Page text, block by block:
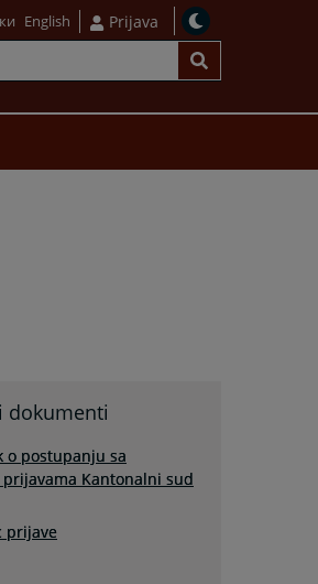
English Prijava
dokumenti
o postupanju sa
Kantonalni sud
prijave